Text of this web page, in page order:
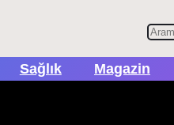
A
r
a
Sağlık Magazin